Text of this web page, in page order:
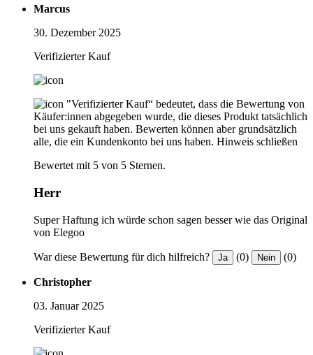
Marcus
30. Dezember 2025
Verifizierter Kauf
"Verifizierter Kauf“ bedeutet, dass die Bewertung von
Käufer:innen abgegeben wurde, die dieses Produkt tatsächlich
bei uns gekauft haben. Bewerten können aber grundsätzlich
alle, die ein Kundenkonto bei uns haben. Hinweis schließen
Bewertet mit 5 von 5 Sternen.
Herr
Super Haftung ich würde schon sagen besser wie das Original
von Elegoo
War diese Bewertung für dich hilfreich? Ja (0) Nein (0)
Christopher
03. Januar 2025
Verifizierter Kauf